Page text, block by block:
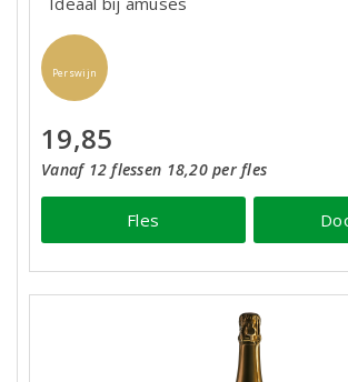
Perswijn
19,85
Vanaf 12 flessen 18,20 per fles
Fles